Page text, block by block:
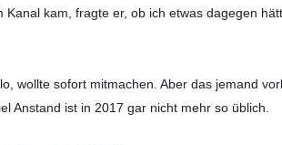
Kanal kam, fragte er, ob ich etwas dagegen
wollte sofort mitmachen. Aber das jemand
Anstand ist in 2017 gar nicht mehr so üblich.